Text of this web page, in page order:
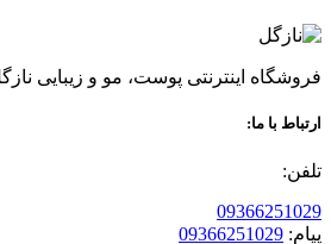
فروشگاه اینترنتی پوست، مو و زیبایی نازگل افتخار این را دارد که از سال 96 عرضه کننده محصولات گیاهی
ارتباط با ما:
تلفن:
09366251029
پیام: 09366251029